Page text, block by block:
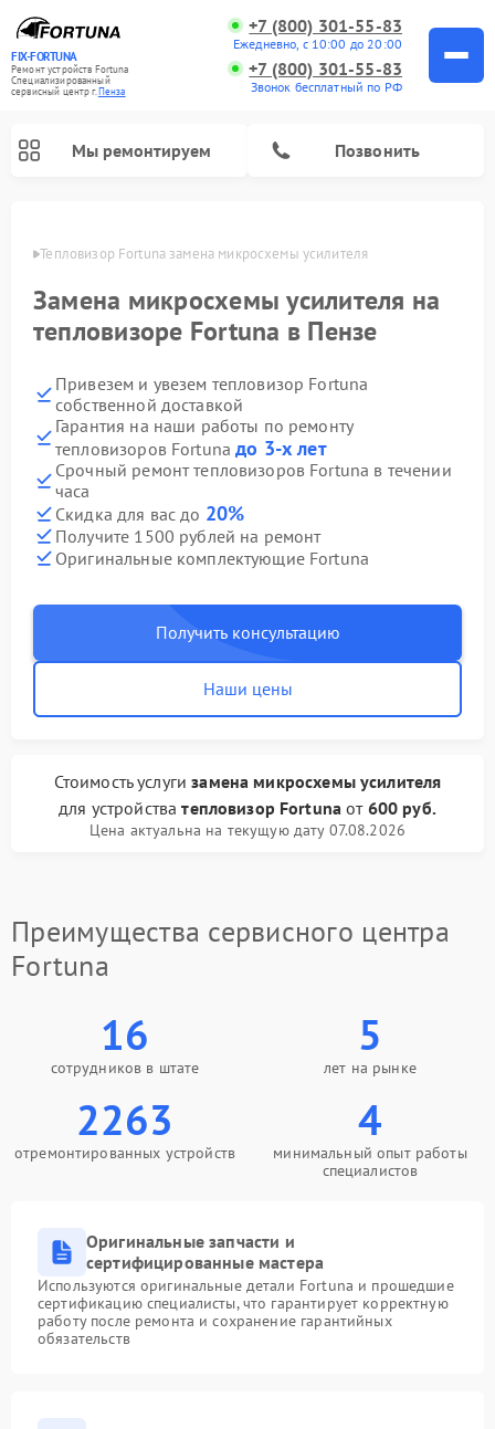
FIX-FORTUNA
Ремонт устройств Fortuna
Специализированный
cервисный центр г.Пенза
+7 (800) 301-55-83
Ежедневно, с 10:00 до 20:00
+7 (800) 301-55-83
Звонок бесплатный по РФ
Мы ремонтируем Позвонить
Тепловизор Fortuna замена микросхемы усилителя
Замена микросхемы усилителя на
тепловизоре Fortuna в Пензе
Привезем и увезем тепловизор Fortuna
собственной доставкой
Гарантия на наши работы по ремонту
тепловизоров Fortunaдо 3-х лет
Срочный ремонт тепловизоров Fortuna в течении
часа
Скидка для вас до 20%
Получите 1500 рублей на ремонт
Оригинальные комплектующие Fortuna
Получить консультацию
Наши цены
Стоимость услугизамена микросхемы усилителя
для устройстватепловизор Fortuna от 600 руб.
Цена актуальна на текущую дату 07.08.2026
Преимущества сервисного центра
Fortuna
16
сотрудников в штате
5
лет на рынке
2263
отремонтированных устройств
4
минимальный опыт работы
специалистов
Оригинальные запчасти и
сертифицированные мастера
Используются оригинальные детали Fortuna и прошедшие
сертификацию специалисты, что гарантирует корректную
работу после ремонта и сохранение гарантийных
обязательств